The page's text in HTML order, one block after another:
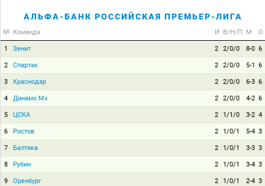
АЛЬФА-БАНК РОССИЙСКАЯ ПРЕМЬЕР-ЛИГА
№ Команда И В/Н/П М О
1 Зенит 2 2/0/0 8-0 6
2 Спартак 2 2/0/0 5-1 6
3 Краснодар 2 2/0/0 6-3 6
4 Динамо Мх 2 2/0/0 4-2 6
5 ЦСКА 2 1/1/0 3-2 4
6 Ростов 2 1/0/1 5-4 3
7 Балтика 2 1/0/1 3-3 3
8 Рубин 2 1/0/1 3-4 3
9 Оренбург 2 1/0/1 2-4 3